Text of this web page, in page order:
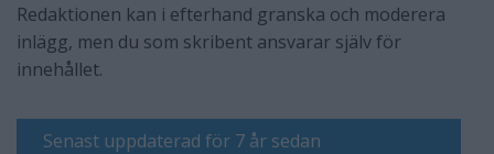
Redaktionen kan i efterhand granska och moderera
inlägg, men du som skribent ansvarar själv för
innehållet.
Senast uppdaterad för 7 år sedan